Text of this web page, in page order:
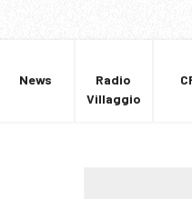
News
Radio
Villaggio